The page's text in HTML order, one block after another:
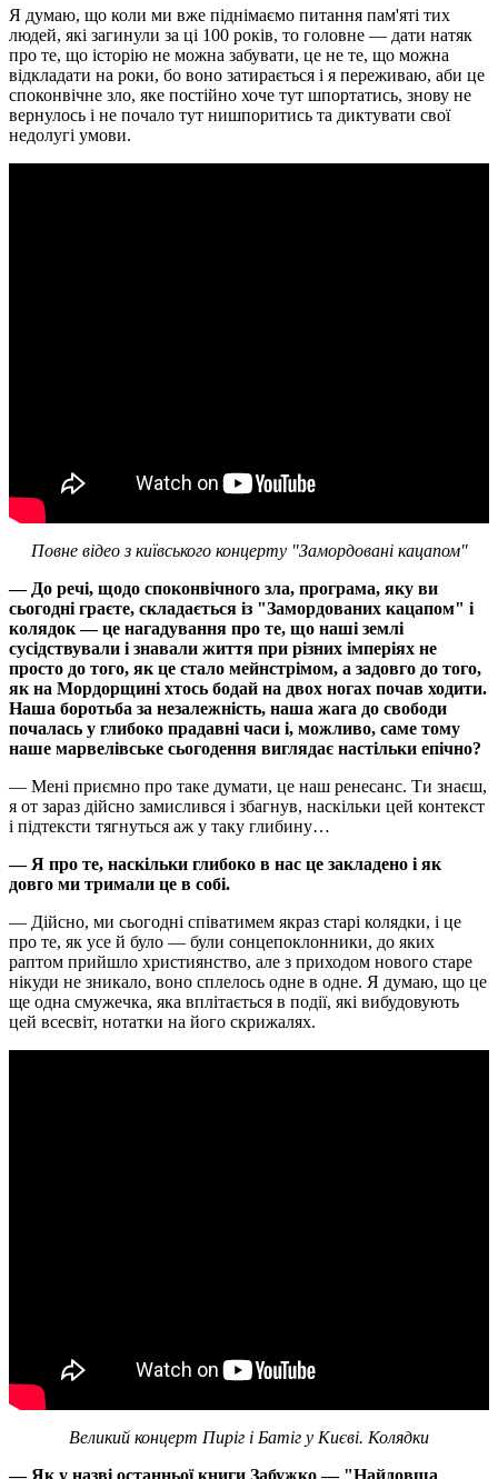
Я думаю, що коли ми вже піднімаємо питання пам'яті тих
людей, які загинули за ці 100 років, то головне — дати натяк
про те, що історію не можна забувати, це не те, що можна
відкладати на роки, бо воно затирається і я переживаю, аби це
споконвічне зло, яке постійно хоче тут шпортатись, знову не
вернулось і не почало тут нишпоритись та диктувати свої
недолугі умови.
Повне відео з київського концерту "Замордовані кацапом"
— До речі, щодо споконвічного зла, програма, яку ви
сьогодні граєте, складається із "Замордованих кацапом" і
колядок — це нагадування про те, що наші землі
сусідствували і знавали життя при різних імперіях не
просто до того, як це стало мейнстрімом, а задовго до того,
як на Мордорщині хтось бодай на двох ногах почав ходити.
Наша боротьба за незалежність, наша жага до свободи
почалась у глибоко прадавні часи і, можливо, саме тому
наше марвелівське сьогодення виглядає настільки епічно?
— Мені приємно про таке думати, це наш ренесанс. Ти знаєш,
я от зараз дійсно замислився і збагнув, наскільки цей контекст
і підтексти тягнуться аж у таку глибину…
— Я про те, наскільки глибоко в нас це закладено і як
довго ми тримали це в собі.
— Дійсно, ми сьогодні співатимем якраз старі колядки, і це
про те, як усе й було — були сонцепоклонники, до яких
раптом прийшло християнство, але з приходом нового старе
нікуди не зникало, воно сплелось одне в одне. Я думаю, що це
ще одна смужечка, яка вплітається в події, які вибудовують
цей всесвіт, нотатки на його скрижалях.
Великий концерт Пиріг і Батіг у Києві. Колядки
— Як у назві останньої книги Забужко — "Найдовша